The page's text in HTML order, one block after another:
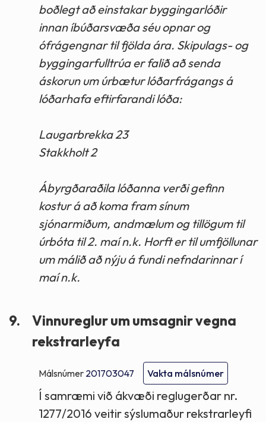
boðlegt að einstakar byggingarlóðir
innan íbúðarsvæða séu opnar og
ófrágengnar til fjölda ára. Skipulags- og
byggingarfulltrúa er falið að senda
áskorun um úrbætur lóðarfrágangs á
lóðarhafa eftirfarandi lóða:
Laugarbrekka 23
Stakkholt 2
Ábyrgðaraðila lóðanna verði gefinn
kostur á að koma fram sínum
sjónarmiðum, andmælum og tillögum til
úrbóta til 2. maí n.k. Horft er til umfjöllunar
um málið að nýju á fundi nefndarinnar í
maí n.k.
9.
Vinnureglur um umsagnir vegna
rekstrarleyfa
Málsnúmer 201703047 Vakta málsnúmer
Í samræmi við ákvæði reglugerðar nr.
1277/2016 veitir sýslumaður rekstrarleyfi